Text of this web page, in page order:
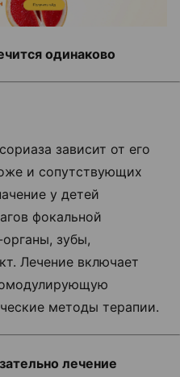
одинаково
зависит от его
и сопутствующих
у детей
фокальной
зубы,
Лечение включает
методы терапии.
лечение